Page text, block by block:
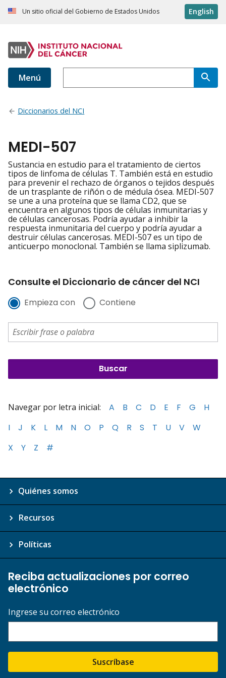
Un sitio oficial del Gobierno de Estados Unidos English
Menú
Diccionarios del NCI
MEDI-507
Sustancia en estudio para el tratamiento de ciertos
tipos de linfoma de células T. También está en estudio
para prevenir el rechazo de órganos o tejidos después
de un trasplante de riñón o de médula ósea. MEDI-507
se une a una proteína que se llama CD2, que se
encuentra en algunos tipos de células inmunitarias y
de células cancerosas. Podría ayudar a inhibir la
respuesta inmunitaria del cuerpo y podría ayudar a
destruir células cancerosas. MEDI-507 es un tipo de
anticuerpo monoclonal. También se llama siplizumab.
Consulte el Diccionario de cáncer del NCI
Empieza con Contiene
Navegar por letra inicial: A B C D E F G
H
I
J K L M N O P Q R S T U V
W
X
Y Z #
Quiénes somos
Recursos
Políticas
Reciba actualizaciones por correo
electrónico
Ingrese su correo electrónico
Suscríbase